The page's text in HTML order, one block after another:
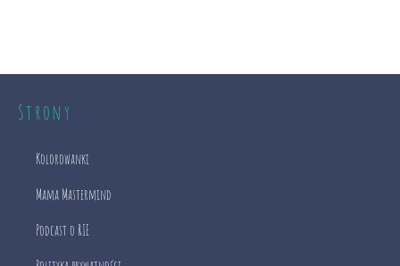
Strony
Kolorowanki
Mama Mastermind
Podcast o RIE